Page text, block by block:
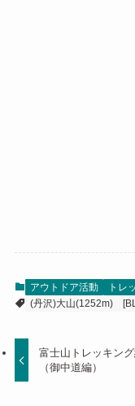
アウトドア活動
トレ
(丹沢)大山(1252m)
富士山トレッキン
（御中道編）